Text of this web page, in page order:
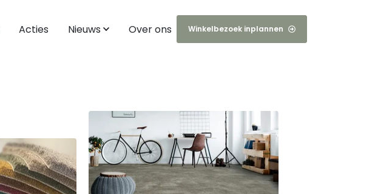
Acties Nieuws Over ons Winkelbezoek inplannen